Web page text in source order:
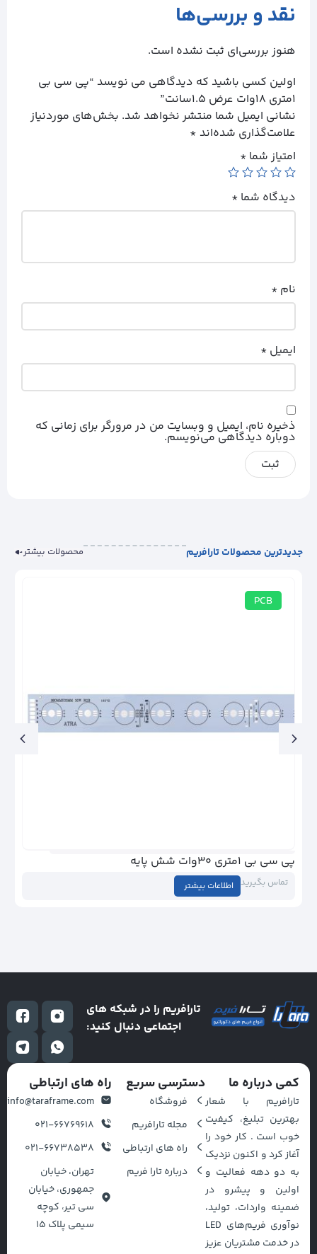
نقد و بررسی‌ها
هنوز بررسی‌ای ثبت نشده است.
اولین کسی باشید که دیدگاهی می نویسد “پی سی بی
۱متری ۱۸وات عرض ۱.۵سانت”
نشانی ایمیل شما منتشر نخواهد شد. بخش‌های موردنیاز
علامت‌گذاری شده‌اند *
امتیاز شما *
دیدگاه شما *
نام *
ایمیل *
ذخیره نام، ایمیل و وبسایت من در مرورگر برای زمانی که
دوباره دیدگاهی می‌نویسم.
جدیدترین محصولات تارافریم محصولات بیشتر
تارافریم را در شبکه های
اجتماعی دنبال کنید:
کمی درباره ما
تارافریم با شعار
بهترین تبلیغ، کیفیت
خوب است . کار خود را
آغاز کرد و اکنون نزدیک
به دو دهه فعالیت و
اولین و پیشرو در
ضمینه واردات، تولید،
نوآوری فریم‌های LED
در خدمت مشتریان عزیز
دسترسی سریع
فروشگاه
مجله تارافریم
راه های ارتباطی
درباره تارا فریم
راه های ارتباطی
info@taraframe.com
021-66769618
021-66738538
تهران، خیابان
جمهوری، خیابان
سی تیر، کوچه
سیمی پلاک ۱۵